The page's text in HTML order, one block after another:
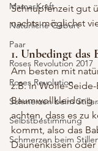
MamasKraft
Natürliche Geburt
Paar
Roses Revolution 2017
Roses Revolution
Schmerzen beim
Selbstbestimmung
Schmerzen beim
Schnupfenzeit gut
nachts möglichst
1. Unbedingt das
Am besten mit
z.B. in Wolle-
Baumwollkleidung.
achten, dass es zu
kommt, also das
Daunenkissen